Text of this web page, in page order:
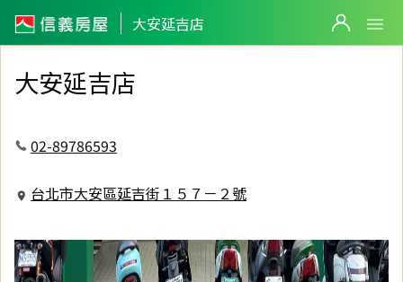
大安延吉店
信義房屋大安延吉店
大安延吉店
02-89786593
台北市大安區延吉街１５７－２號